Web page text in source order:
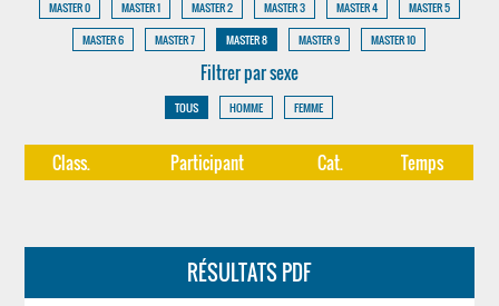
MASTER 0
MASTER 1 MASTER 2 MASTER 3 MASTER 4
MASTER 5
MASTER 6
MASTER 7 MASTER 8 MASTER 9 MASTER 10
Filtrer par sexe
TOUS HOMME FEMME
Class. Participant Cat. Temps
RÉSULTATS PDF